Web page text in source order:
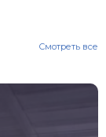
Смотреть все